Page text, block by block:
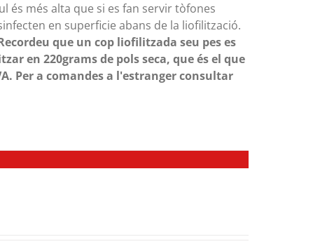
és més alta que si es fan servir tòfones
en superficie abans de la liofilització.
que un cop liofilitzada seu pes es
en 220grams de pols seca, que és el que
Per a comandes a l'estranger consultar